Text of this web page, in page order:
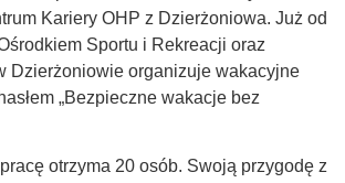
Kariery OHP z Dzierżoniowa. Już od
Sportu i Rekreacji oraz
Dzierżoniowie organizuje wakacyjne
„Bezpieczne wakacje bez
otrzyma 20 osób. Swoją przygodę z